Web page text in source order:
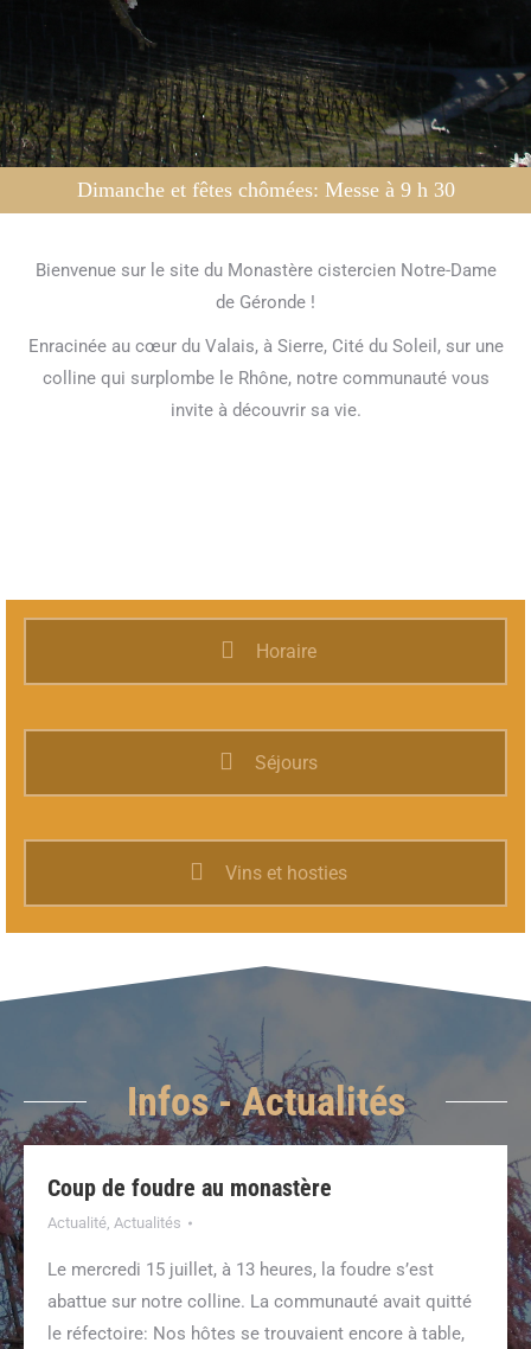
Dimanche et fêtes chômées: Messe à 9 h 30
Bienvenue sur le site du Monastère cistercien Notre-Dame
de Géronde !
Enracinée au cœur du Valais, à Sierre, Cité du Soleil, sur une
colline qui surplombe le Rhône, notre communauté vous
invite à découvrir sa vie.
Horaire
Séjours
Vins et hosties
Infos - Actualités
Coup de foudre au monastère
Actualité, Actualités
Le mercredi 15 juillet, à 13 heures, la foudre s’est
abattue sur notre colline. La communauté avait quitté
le réfectoire: Nos hôtes se trouvaient encore à table,